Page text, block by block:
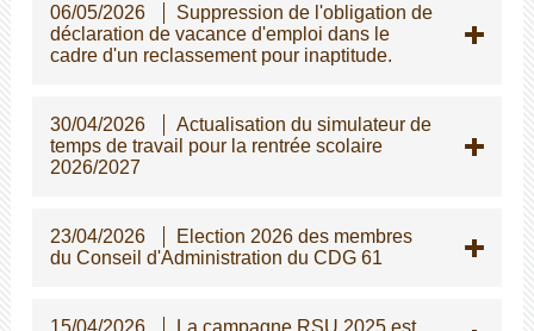
06/05/2026
Suppression de l'obligation de
déclaration de vacance d'emploi dans le
cadre d'un reclassement pour inaptitude.
30/04/2026
Actualisation du simulateur de
temps de travail pour la rentrée scolaire
2026/2027
23/04/2026
Election 2026 des membres
du Conseil d'Administration du CDG 61
15/04/2026
La campagne RSU 2025 est